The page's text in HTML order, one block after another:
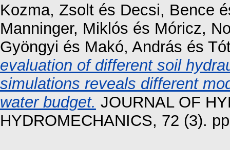
Kozma, Zsolt és Decsi, Bence
Manninger, Miklós és Móricz,
Gyöngyi és Makó, András és
evaluation of different soil
simulations reveals different
water budget. JOURNAL OF
HYDROMECHANICS, 72 (3).